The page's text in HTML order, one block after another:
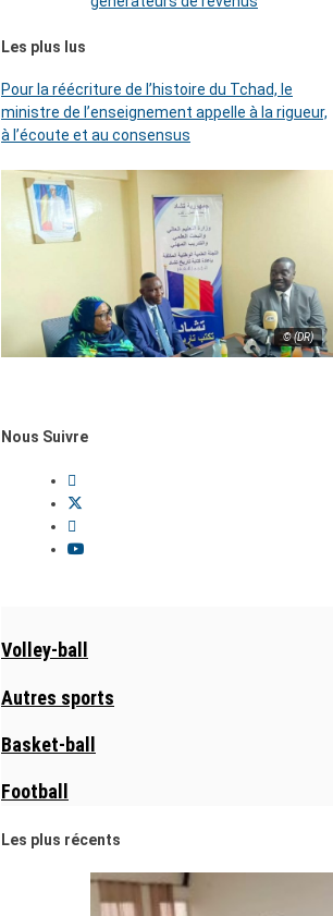
Les plus lus
Pour la réécriture de l’histoire du Tchad, le
ministre de l’enseignement appelle à la rigueur,
à l’écoute et au consensus
© (DR)
Nous Suivre
Volley-ball
Autres sports
Basket-ball
Football
Les plus récents